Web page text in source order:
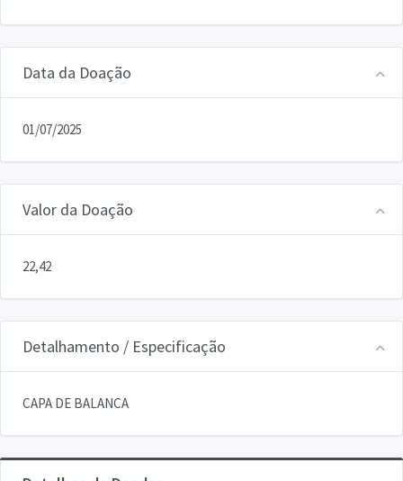
Data da Doação
01/07/2025
Valor da Doação
22,42
Detalhamento / Especificação
CAPA DE BALANCA